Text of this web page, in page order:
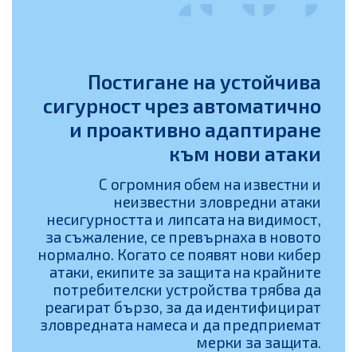
Постигане на устойчива
сигурност чрез автоматично
и проактивно адаптиране
към нови атаки
С огромния обем на известни и
неизвестни зловредни атаки
несигурността и липсата на видимост,
за съжаление, се превърнаха в новото
нормално. Когато се появят нови кибер
атаки, екипите за защита на крайните
потребителски устройства трябва да
реагират бързо, за да идентифицират
зловредната намеса и да предприемат
мерки за защита.